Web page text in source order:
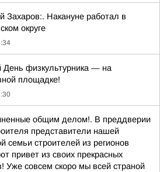
Захаров:. Накануне работал в
округе
День физкультурника — на
площадке!
общим делом!. В преддверии
представители нашей
семьи строителей из регионов
привет из своих прекрасных
Уже совсем скоро мы всей страной